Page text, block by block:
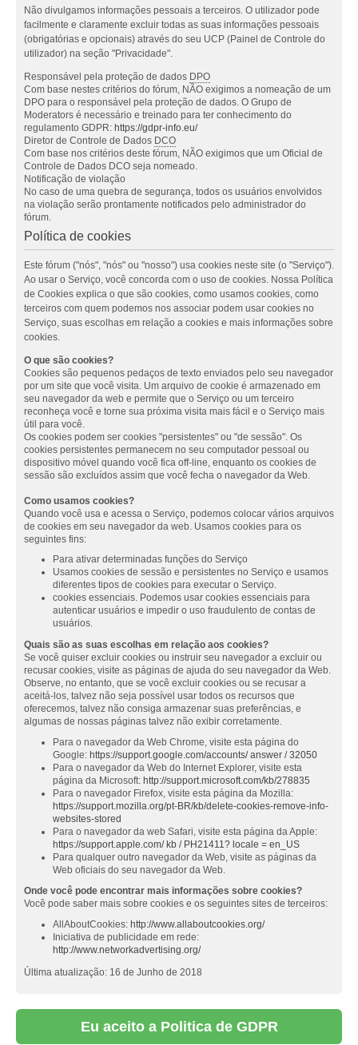
Não divulgamos informações pessoais a terceiros. O utilizador pode
facilmente e claramente excluir todas as suas informações pessoais
(obrigatórias e opcionais) através do seu UCP (Painel de Controle do
utilizador) na seção "Privacidade".
Responsável pela proteção de dados DPO
Com base nestes critérios do fórum, NÃO exigimos a nomeação de um
DPO para o responsável pela proteção de dados. O Grupo de
Moderators é necessário e treinado para ter conhecimento do
regulamento GDPR: https://gdpr-info.eu/
Diretor de Controle de Dados DCO
Com base nos critérios deste fórum, NÃO exigimos que um Oficial de
Controle de Dados DCO seja nomeado.
Notificação de violação
No caso de uma quebra de segurança, todos os usuários envolvidos
na violação serão prontamente notificados pelo administrador do
fórum.
Política de cookies
Este fórum ("nós", "nós" ou "nosso") usa cookies neste site (o "Serviço").
Ao usar o Serviço, você concorda com o uso de cookies. Nossa Política
de Cookies explica o que são cookies, como usamos cookies, como
terceiros com quem podemos nos associar podem usar cookies no
Serviço, suas escolhas em relação a cookies e mais informações sobre
cookies.
O que são cookies?
Cookies são pequenos pedaços de texto enviados pelo seu navegador
por um site que você visita. Um arquivo de cookie é armazenado em
seu navegador da web e permite que o Serviço ou um terceiro
reconheça você e torne sua próxima visita mais fácil e o Serviço mais
útil para você.
Os cookies podem ser cookies "persistentes" ou "de sessão". Os
cookies persistentes permanecem no seu computador pessoal ou
dispositivo móvel quando você fica off-line, enquanto os cookies de
sessão são excluídos assim que você fecha o navegador da Web.
Como usamos cookies?
Quando você usa e acessa o Serviço, podemos colocar vários arquivos
de cookies em seu navegador da web. Usamos cookies para os
seguintes fins:
Para ativar determinadas funções do Serviço
Usamos cookies de sessão e persistentes no Serviço e usamos
diferentes tipos de cookies para executar o Serviço.
cookies essenciais. Podemos usar cookies essenciais para
autenticar usuários e impedir o uso fraudulento de contas de
usuários.
Quais são as suas escolhas em relação aos cookies?
Se você quiser excluir cookies ou instruir seu navegador a excluir ou
recusar cookies, visite as páginas de ajuda do seu navegador da Web.
Observe, no entanto, que se você excluir cookies ou se recusar a
aceitá-los, talvez não seja possível usar todos os recursos que
oferecemos, talvez não consiga armazenar suas preferências, e
algumas de nossas páginas talvez não exibir corretamente.
Para o navegador da Web Chrome, visite esta página do
Google: https://support.google.com/accounts/ answer / 32050
Para o navegador da Web do Internet Explorer, visite esta
página da Microsoft: http://support.microsoft.com/kb/278835
Para o navegador Firefox, visite esta página da Mozilla:
https://support.mozilla.org/pt-BR/kb/delete-cookies-remove-info-
websites-stored
Para o navegador da web Safari, visite esta página da Apple:
https://support.apple.com/ kb / PH21411? locale = en_US
Para qualquer outro navegador da Web, visite as páginas da
Web oficiais do seu navegador da Web.
Onde você pode encontrar mais informações sobre cookies?
Você pode saber mais sobre cookies e os seguintes sites de terceiros:
AllAboutCookies: http://www.allaboutcookies.org/
Iniciativa de publicidade em rede:
http://www.networkadvertising.org/
Última atualização: 16 de Junho de 2018